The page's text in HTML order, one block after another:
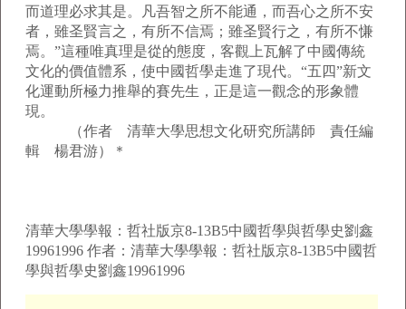
而道理必求其是。凡吾智之所不能通，而吾心之所不安
者，雖圣賢言之，有所不信焉；雖圣賢行之，有所不慊
焉。”這種唯真理是從的態度，客觀上瓦解了中國傳統
文化的價值體系，使中國哲學走進了現代。“五四”新文
化運動所極力推舉的賽先生，正是這一觀念的形象體
現。
（作者 清華大學思想文化研究所講師 責任編
輯 楊君游）＊
清華大學學報：哲社版京8-13B5中國哲學與哲學史劉鑫
19961996 作者：清華大學學報：哲社版京8-13B5中國哲
學與哲學史劉鑫19961996